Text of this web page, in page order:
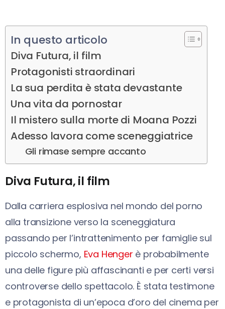
In questo articolo
Diva Futura, il film
Protagonisti straordinari
La sua perdita è stata devastante
Una vita da pornostar
Il mistero sulla morte di Moana Pozzi
Adesso lavora come sceneggiatrice
Gli rimase sempre accanto
Diva Futura, il film
Dalla carriera esplosiva nel mondo del porno
alla transizione verso la sceneggiatura
passando per l’intrattenimento per famiglie sul
piccolo schermo, Eva Henger è probabilmente
una delle figure più affascinanti e per certi versi
controverse dello spettacolo. È stata testimone
e protagonista di un’epoca d’oro del cinema per